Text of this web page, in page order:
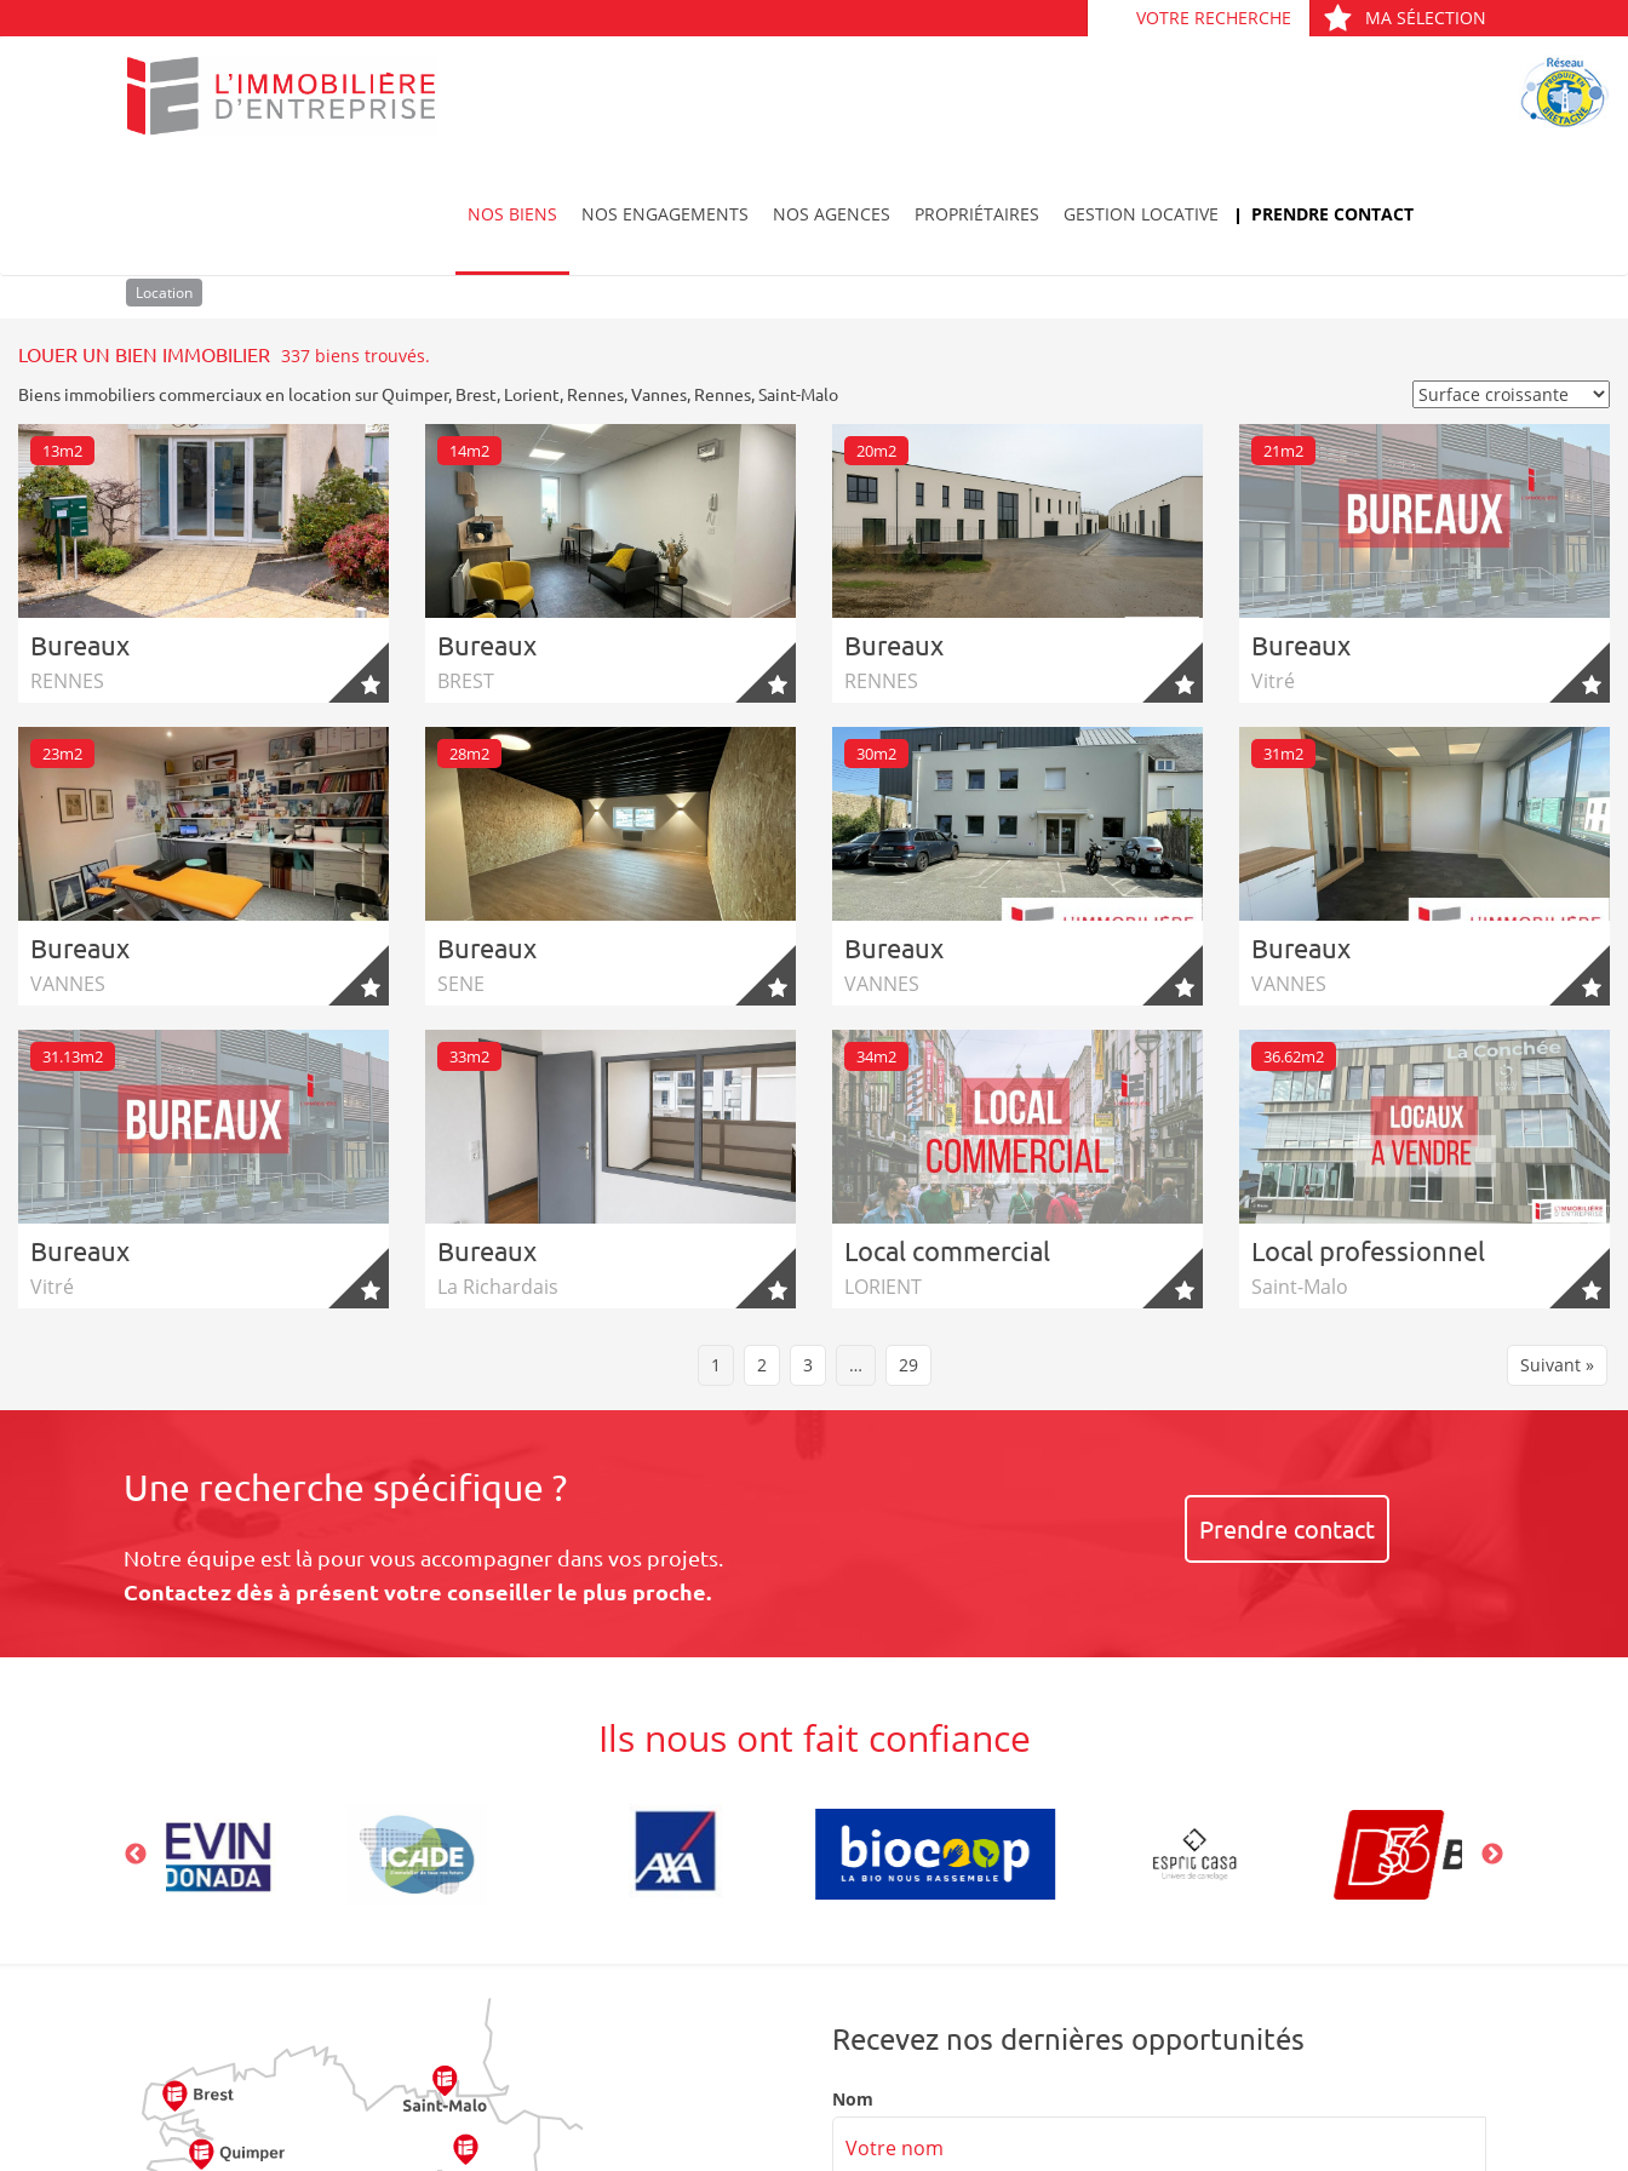
VOTRE RECHERCHE MA SÉLECTION
NOS BIENS NOS ENGAGEMENTS NOS AGENCES PROPRIÉTAIRES GESTION LOCATIVE PRENDRE CONTACT
Location
LOUER UN BIEN IMMOBILIER 337 biens trouvés.
Biens immobiliers commerciaux en location surQuimper, Brest, Lorient, Rennes,Vannes, Rennes,Saint-Malo
13m2
Bureaux
RENNES
14m2
Bureaux
BREST
20m2
Bureaux
RENNES
21m2
Bureaux
Vitré
23m2
Bureaux
VANNES
28m2
Bureaux
SENE
30m2
Bureaux
VANNES
31m2
Bureaux
VANNES
31.13m2
Bureaux
Vitré
33m2
Bureaux
La Richardais
34m2
Local commercial
LORIENT
36.62m2
Local professionnel
Saint-Malo
1 2 3 … 29 Suivant »
Une recherche spécifique ?
Notre équipe est là pour vous accompagner dans vos projets.
Contactez dès à présent votre conseiller le plus proche.
Prendre contact
Ils nous ont fait confiance
Recevez nos dernières opportunités
Nom